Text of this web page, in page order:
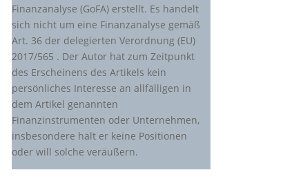
Finanzanalyse (GoFA) erstellt. Es handelt
sich nicht um eine Finanzanalyse gemäß
Art. 36 der delegierten Verordnung (EU)
2017/565 . Der Autor hat zum Zeitpunkt
des Erscheinens des Artikels kein
persönliches Interesse an allfälligen in
dem Artikel genannten
Finanzinstrumenten oder Unternehmen,
insbesondere hält er keine Positionen
oder will solche veräußern.